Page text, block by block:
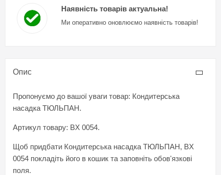
Наявність товарів актуальна!
Ми оперативно оновлюємо наявність товарів!
Опис
Пропонуємо до вашої уваги товар: Кондитерська
насадка ТЮЛЬПАН.
Артикул товару: BX 0054.
Щоб придбати Кондитерська насадка ТЮЛЬПАН, BX
0054 покладіть його в кошик та заповніть обов'язкові
поля.